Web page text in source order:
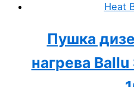
Пушка
нагрева